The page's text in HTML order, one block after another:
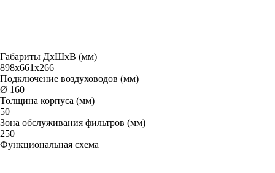
Габариты ДxШxВ (мм)
898x661x266
Подключение воздуховодов (мм)
Ø 160
Толщина корпуса (мм)
50
Зона обслуживания фильтров (мм)
250
Функциональная схема